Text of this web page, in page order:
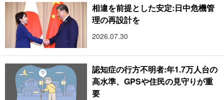
相違を前提とした安定:日中危機管
理の再設計を
2026.07.30
認知症の行方不明者:年1.7万人台の
高水準、GPSや住民の見守りが重
要